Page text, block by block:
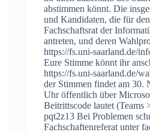
abstimmen könnt. Die
und Kandidaten, die für
Fachschaftsrat der
antreten, und deren
https://fs.uni-saarland.de/
Eure Stimme könnt ihr
https://fs.uni-saarland.de/
der Stimmen findet am 30.
Uhr öffentlich über
Beitrittscode lautet (Teams
pqt2z13 Bei Problemen
Fachschaftenreferat unter